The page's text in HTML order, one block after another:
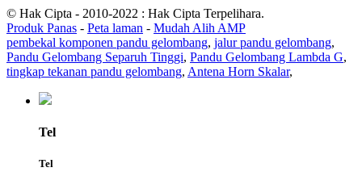
© Hak Cipta - 2010-2022 : Hak Cipta Terpelihara.
Produk Panas - Peta laman - Mudah Alih AMP
pembekal komponen pandu gelombang, jalur pandu gelombang,
Pandu Gelombang Separuh Tinggi, Pandu Gelombang Lambda G,
tingkap tekanan pandu gelombang, Antena Horn Skalar,
Tel
Tel